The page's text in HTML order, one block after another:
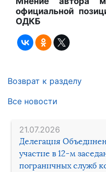
21.07.2026
Делегация
участие в 12-м
пограничных служб
официальной
ОДКБ
Возврат к разделу
Все новости